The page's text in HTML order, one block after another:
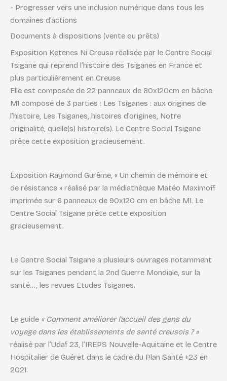
- Progresser vers une inclusion numérique dans tous les
domaines d’actions
Documents à dispositions (vente ou prêts)
Exposition Ketenes Ni Creusa réalisée par le Centre Social
Tsigane qui reprend l’histoire des Tsiganes en France et
plus particulièrement en Creuse.
Elle est composée de 22 panneaux de 80x120cm en bâche
M1 composé de 3 parties : Les Tsiganes : aux origines de
l’histoire, Les Tsiganes, histoires d’origines, Notre
originalité, quelle(s) histoire(s). Le Centre Social Tsigane
prête cette exposition gracieusement.
Exposition Raymond Gurême, « Un chemin de mémoire et
de résistance » réalisé par la médiathèque Matéo Maximoff
imprimée sur 6 panneaux de 90x120 cm en bâche M1. Le
Centre Social Tsigane prête cette exposition
gracieusement.
Le Centre Social Tsigane a plusieurs ouvrages notamment
sur les Tsiganes pendant la 2nd Guerre Mondiale, sur la
santé…, les revues Etudes Tsiganes.
Le guide « Comment améliorer l’accueil des gens du
voyage dans les établissements de santé creusois ? »
réalisé par l’Udaf 23, l’IREPS Nouvelle-Aquitaine et le Centre
Hospitalier de Guéret dans le cadre du Plan Santé +23 en
2021.